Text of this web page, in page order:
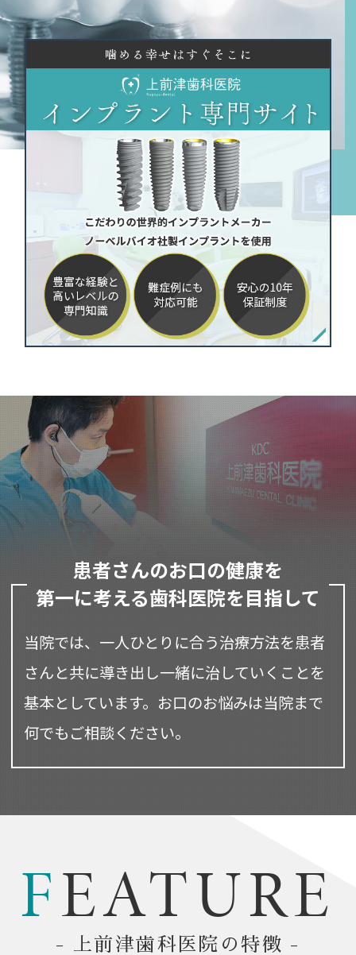
患者さんのお口の健康を
第一に考える歯科医院を目指して
当院では、一人ひとりに合う治療方法を患者
さんと共に導き出し一緒に治していくことを
基本としています。 お口のお悩みは当院まで
何でもご相談ください。
FEATURE
- 上前津歯科医院の特徴 -